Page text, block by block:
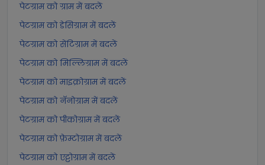
पेटग्राम को ग्राम में बदलें
पेटग्राम को डेसिग्राम में बदलें
पेटग्राम को सेंटिग्राम में बदलें
पेटग्राम को मिल्लिग्राम में बदलें
पेटग्राम को माइक्रोग्राम में बदलें
पेटग्राम को नॅनोग्राम में बदलें
पेटग्राम को पीकोग्राम में बदलें
पेटग्राम को फ़ेम्टोग्राम में बदलें
पेटग्राम को एट्टोग्राम में बदलें